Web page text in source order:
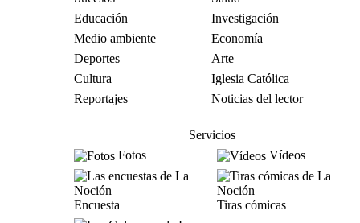
Educación
Investigación
Medio ambiente
Economía
Deportes
Arte
Cultura
Iglesia Católica
Reportajes
Noticias del lector
Servicios
Fotos
Vídeos
Encuesta Tiras cómicas